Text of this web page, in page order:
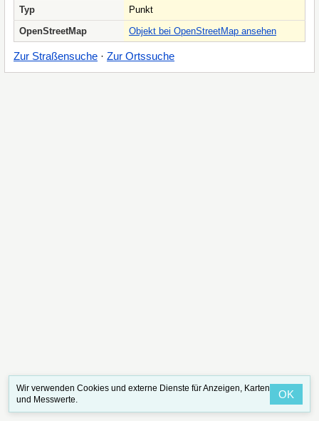
Typ
Punkt
OpenStreetMap
Objekt bei OpenStreetMap ansehen
Zur Straßensuche · Zur Ortssuche
Wir verwenden Cookies und externe Dienste für Anzeigen, Karten
und Messwerte.
OK